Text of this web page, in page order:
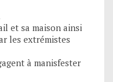
et sa maison ainsi
les extrémistes
à manisfester